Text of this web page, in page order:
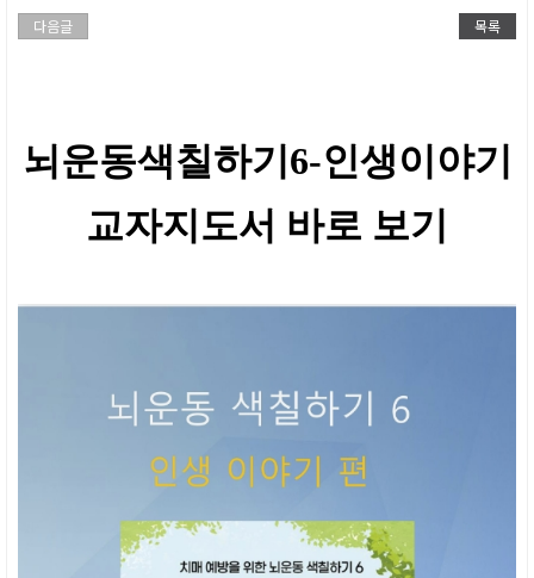
다음글 목록
뇌운동색칠하기6-인생이야기
교자지도서 바로 보기